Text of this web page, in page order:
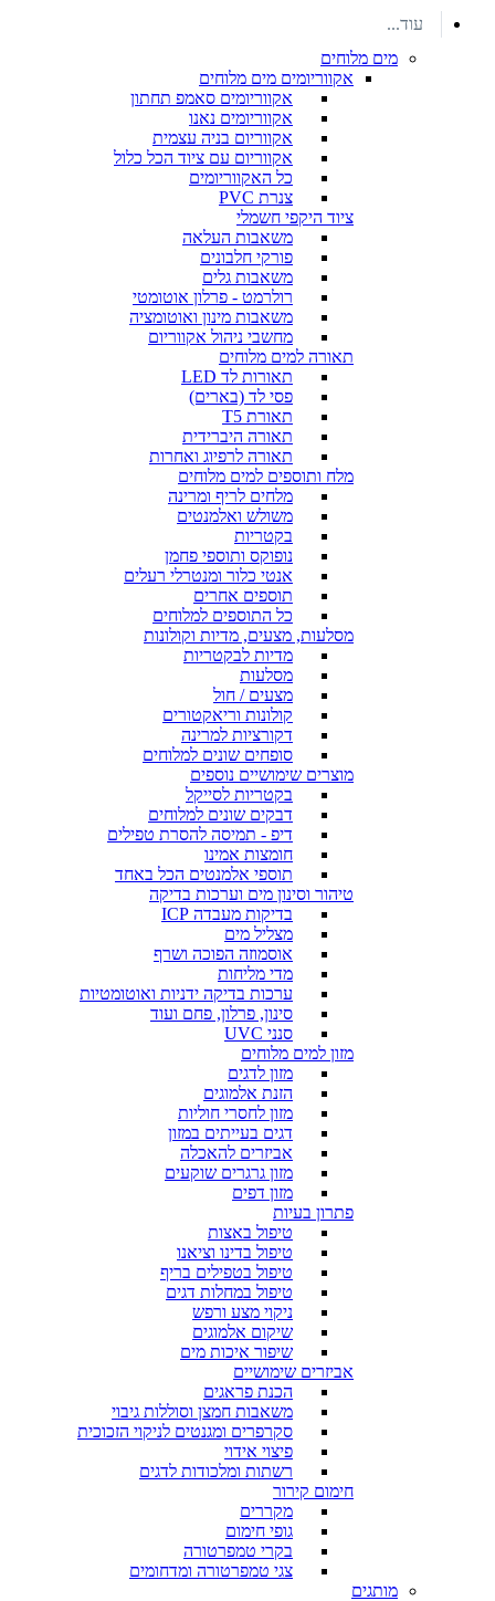
עוד...
מים מלוחים
אקווריומים מים מלוחים
אקווריומים סאמפ תחתון
אקווריומים נאנו
אקווריום בניה עצמית
אקווריום עם ציוד הכל כלול
כל האקווריומים
צנרת PVC
ציוד היקפי חשמלי
משאבות העלאה
פורקי חלבונים
משאבות גלים
רולרמט - פרלון אוטומטי
משאבות מינון ואוטומציה
מחשבי ניהול אקווריום
תאורה למים מלוחים
תאורות לד LED
פסי לד (בארים)
תאורת T5
תאורה היברידית
תאורה לרפיוג ואחרות
מלח ותוספים למים מלוחים
מלחים לריף ומרינה
משולש ואלמנטים
בקטריות
נופוקס ותוספי פחמן
אנטי כלור ומנטרלי רעלים
תוספים אחרים
כל התוספים למלוחים
מסלעות, מצעים, מדיות וקולונות
מדיות לבקטריות
מסלעות
מצעים / חול
קולונות וריאקטורים
דקורציות למרינה
סופחים שונים למלוחים
מוצרים שימושיים נוספים
בקטריות לסייקל
דבקים שונים למלוחים
דיפ - תמיסה להסרת טפילים
חומצות אמינו
תוספי אלמנטים הכל באחד
טיהור וסינון מים וערכות בדיקה
בדיקות מעבדה ICP
מצליל מים
אוסמוזה הפוכה ושרף
מדי מליחות
ערכות בדיקה ידניות ואוטומטיות
סינון, פרלון, פחם ועוד
סנני UVC
מזון למים מלוחים
מזון לדגים
הזנת אלמוגים
מזון לחסרי חוליות
דגים בעייתים במזון
אביזרים להאכלה
מזון גרגרים שוקעים
מזון דפים
פתרון בעיות
טיפול באצות
טיפול בדינו וציאנו
טיפול בטפילים בריף
טיפול במחלות דגים
ניקוי מצע ורפש
שיקום אלמוגים
שיפור איכות מים
אביזרים שימושיים
הכנת פראגים
משאבות חמצן וסוללות גיבוי
סקרפרים ומגנטים לניקוי הזכוכית
פיצוי אידוי
רשתות ומלכודות לדגים
חימום קירור
מקררים
גופי חימום
בקרי טמפרטורה
צגי טמפרטורה ומדחומים
מותגים